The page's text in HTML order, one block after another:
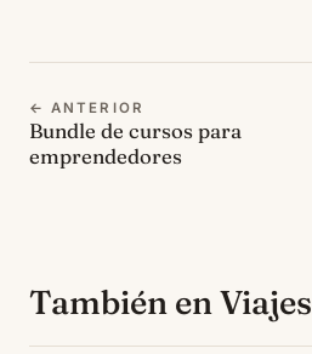
← ANTERIOR
Bundle de cursos para
emprendedores
También en Viajes